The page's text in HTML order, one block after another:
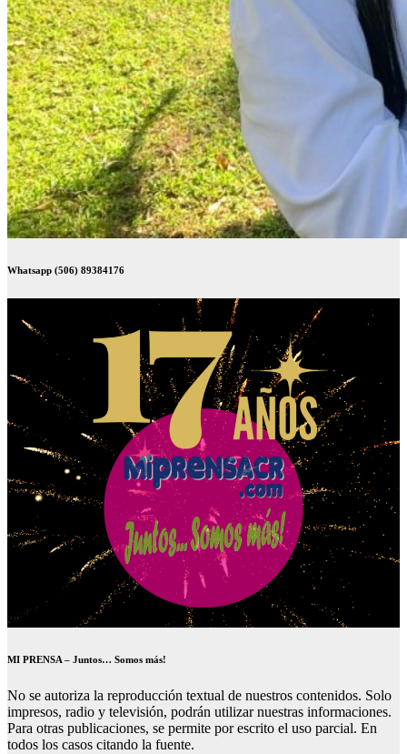
Whatsapp (506) 89384176
MI PRENSA – Juntos… Somos más!
No se autoriza la reproducción textual de nuestros contenidos. Solo
impresos, radio y televisión, podrán utilizar nuestras informaciones.
Para otras publicaciones, se permite por escrito el uso parcial. En
todos los casos citando la fuente.